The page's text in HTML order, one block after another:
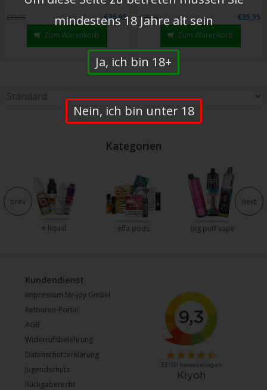
€39,95
€35,95
Zum Warenkorb
€39,95
€35,95
Zum Warenkorb
Kategorien
e liquid elfa pods big puff vape
prev next
Kundendienst
Impressum Mr-joy GmbH
Retouren-Portal
AGB
Widerrufsbelehrung
Datenschutzerklärung
Jugendschutz
Rückgaberecht
mindestens 18 Jahre alt sein
Ja, ich bin 18+
Nein, ich bin unter 18